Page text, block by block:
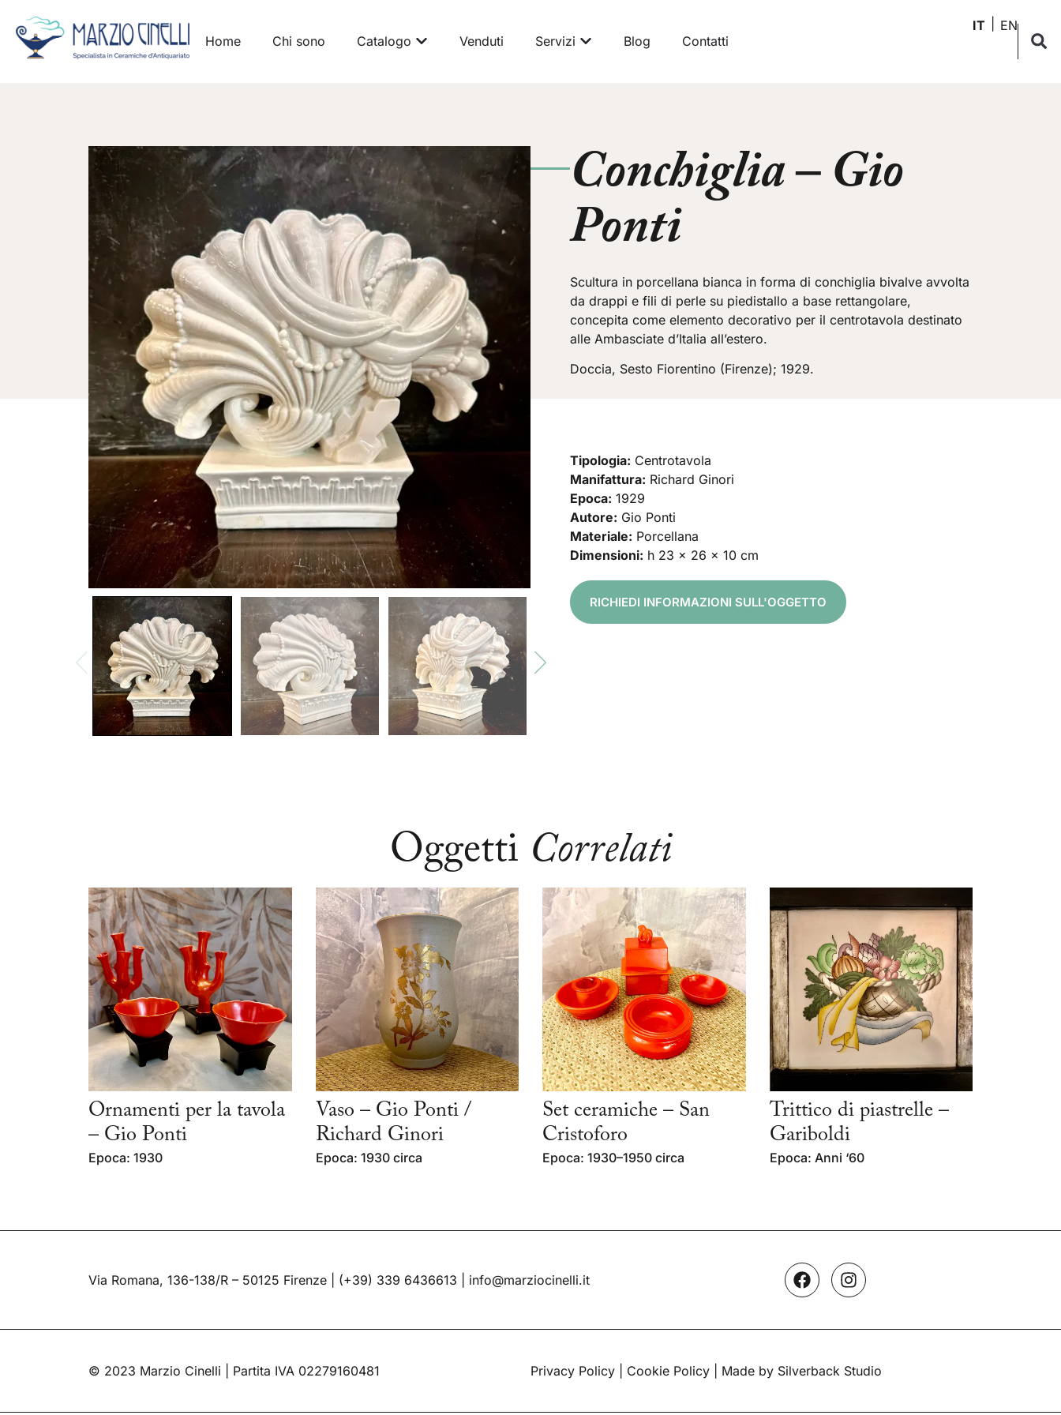
Home Chi sono Catalogo Venduti Servizi Blog Contatti
IT EN
Conchiglia – Gio
Ponti
Scultura in porcellana bianca in forma di conchiglia bivalve avvolta
da drappi e fili di perle su piedistallo a base rettangolare,
concepita come elemento decorativo per il centrotavola destinato
alle Ambasciate d’Italia all’estero.
Doccia, Sesto Fiorentino (Firenze); 1929.
Tipologia: Centrotavola
Manifattura: Richard Ginori
Epoca: 1929
Autore: Gio Ponti
Materiale: Porcellana
Dimensioni: h 23 x 26 x 10 cm
RICHIEDI INFORMAZIONI SULL'OGGETTO
Oggetti Correlati
Ornamenti per la tavola
– Gio Ponti
Epoca: 1930
Vaso – Gio Ponti /
Richard Ginori
Epoca: 1930 circa
Set ceramiche – San
Cristoforo
Epoca: 1930–1950 circa
Trittico di piastrelle –
Gariboldi
Epoca: Anni ‘60
Via Romana, 136-138/R – 50125 Firenze | (+39) 339 6436613 info@marziocinelli.it
© 2023 Marzio Cinelli | Partita IVA 02279160481 Privacy Policy Cookie Policy | Made by Silverback Studio